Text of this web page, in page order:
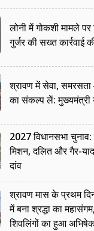
लोनी में गोकशी मामले
गुर्जर की सख्त कार्रवाई
श्रावण में सेवा,
का संकल्प लें: मुख्यमंत्री
2027 विधानसभा
मिशन, दलित और गैर-
दांव
श्रावण मास के प्रथम
में बना श्रद्धा का
शिवलिंगों का हुआ